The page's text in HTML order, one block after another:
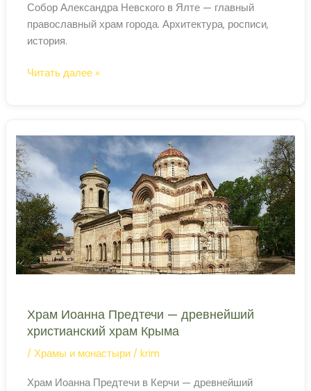
Собор Александра Невского в Ялте — главный
православный храм города. Архитектура, росписи,
история.
Собор
главный
храм
Ялты
Читать далее »
Храм Иоанна Предтечи — древнейший
христианский храм Крыма
/Храмы и монастыри /krim
Храм Иоанна Предтечи в Керчи — древнейший